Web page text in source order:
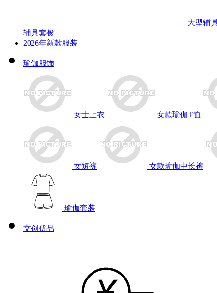
大型辅
辅具套餐
2026年新款服装
瑜伽服饰
女士上衣 女款瑜伽T恤
女短裤 女款瑜伽中长裤
瑜伽套装
文创优品